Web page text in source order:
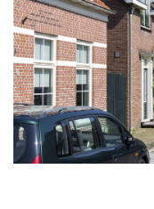
Plaatsen*
Aagtekerke
Arnemuiden
Baarland